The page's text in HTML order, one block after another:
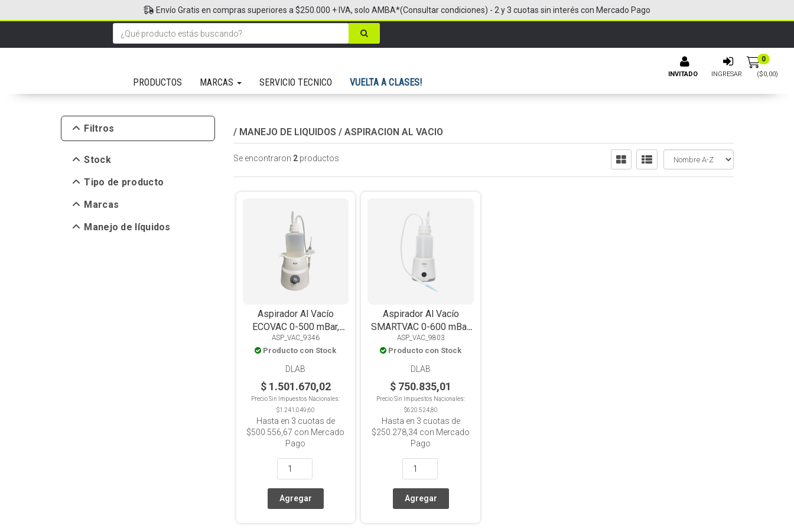
INVITADO INGRESAR
0
($0,00)
PRODUCTOS MARCAS SERVICIO TECNICO VUELTA A CLASES!
Envío Gratis en compras superiores a $250.000 + IVA, solo AMBA*(Consultar condiciones) - 2 y 3 cuotas sin interés con Mercado Pago
Filtros
Stock
Tipo de producto
Marcas
Manejo de líquidos
/ MANEJO DE LIQUIDOS / ASPIRACION AL VACIO
Se encontraron 2 productos
Aspirador Al Vacío
ECOVAC 0-500 mBar,
Volumen 2L
ASP_VAC_9346
Producto con Stock
DLAB
$ 1.501.670,02
Precio Sin Impuestos Nacionales:
$1.241.049,60
Hasta en 3 cuotas de
$500.556,67 con Mercado
Pago
Aspirador Al Vacío
SMARTVAC 0-600 mBar,
Volumen 1L
ASP_VAC_9803
Producto con Stock
DLAB
$ 750.835,01
Precio Sin Impuestos Nacionales:
$620.524,80
Hasta en 3 cuotas de
$250.278,34 con Mercado
Pago